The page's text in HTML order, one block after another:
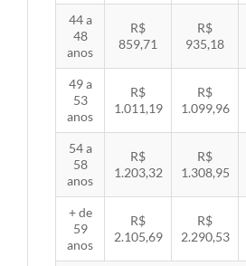
44 a
48
anos
R$
859,71
R$
935,18
49 a
53
anos
R$
1.011,19
R$
1.099,96
54 a
58
anos
R$
1.203,32
R$
1.308,95
+ de
59
anos
R$
2.105,69
R$
2.290,53